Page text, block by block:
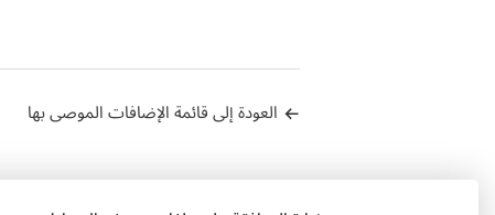
العودة إلى قائمة الإضافات الموصى بها